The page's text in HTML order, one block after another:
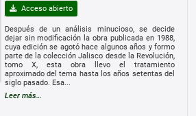
Acceso abierto
Después de un análisis minucioso, se decide
dejar sin modificación la obra publicada en 1988,
cuya edición se agotó hace algunos años y formo
parte de la colección Jalisco desde la Revolución,
tomo X, esta obra llevo el tratamiento
aproximado del tema hasta los años setentas del
siglo pasado. Esa...
Leer más…